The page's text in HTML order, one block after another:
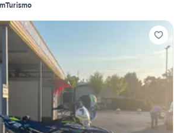
Turismo